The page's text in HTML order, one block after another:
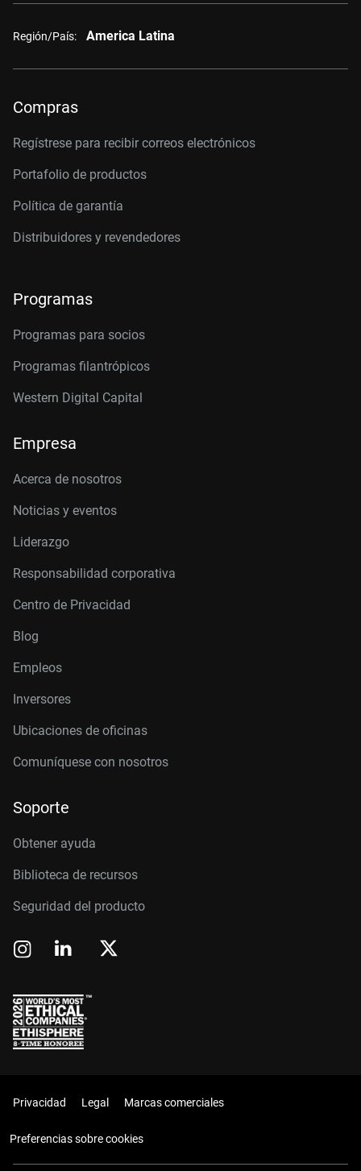
Región/País: America Latina
Compras
Regístrese para recibir correos electrónicos
Portafolio de productos
Política de garantía
Distribuidores y revendedores
Programas
Programas para socios
Programas filantrópicos
Western Digital Capital
Empresa
Acerca de nosotros
Noticias y eventos
Liderazgo
Responsabilidad corporativa
Centro de Privacidad
Blog
Empleos
Inversores
Ubicaciones de oficinas
Comuníquese con nosotros
Soporte
Obtener ayuda
Biblioteca de recursos
Seguridad del producto
Privacidad Legal Marcas comerciales
Preferencias sobre cookies